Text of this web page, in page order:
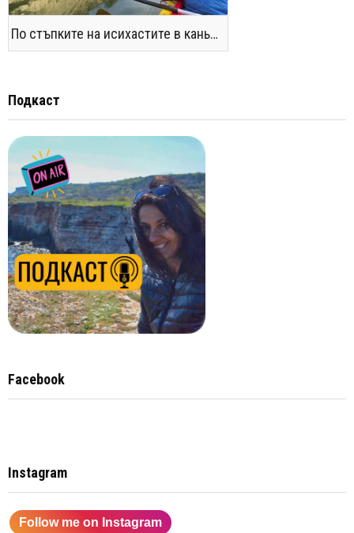
По стъпките на исихастите в каньоните на р. Янтра и Поломието
Подкаст
Facebook
Instagram
Follow me on Instagram